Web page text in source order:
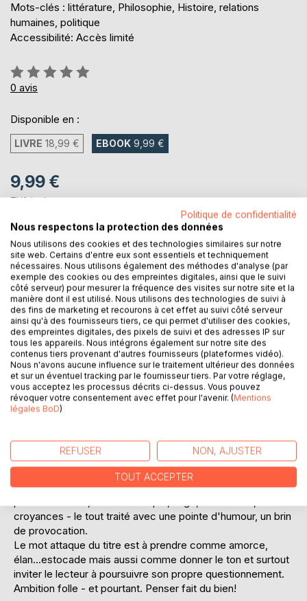
Mots-clés : littérature, Philosophie, Histoire, relations
humaines, politique
Accessibilité: Accès limité
Évaluation:
0%
0 avis
Disponible en :
LIVRE 18,99 € EBOOK 9,99 €
9,99 €
TVA incluse
Téléchargement disponible dès maintenant
AJOUTER AU PANIER
Ajouter à ma liste d'envies
Laisser un avis
Attaques, textes courts d'un auteur franco-danois sur des
sujets qui titillent l'homme moderne. Politique (française et
internationale), philosophie, littérature, communication et,
croyances - le tout traité avec une pointe d'humour, un brin
de provocation.
Le mot attaque du titre est à prendre comme amorce,
élan...estocade mais aussi comme donner le ton et surtout
inviter le lecteur à poursuivre son propre questionnement.
Ambition folle - et pourtant. Penser fait du bien!
Politique de confidentialité
Nous respectons la protection des données
Nous utilisons des cookies et des technologies similaires sur notre
site web. Certains d'entre eux sont essentiels et techniquement
nécessaires. Nous utilisons également des méthodes d'analyse (par
exemple des cookies ou des empreintes digitales, ainsi que le suivi
côté serveur) pour mesurer la fréquence des visites sur notre site et la
manière dont il est utilisé. Nous utilisons des technologies de suivi à
des fins de marketing et recourons à cet effet au suivi côté serveur
ainsi qu'à des fournisseurs tiers, ce qui permet d'utiliser des cookies,
des empreintes digitales, des pixels de suivi et des adresses IP sur
tous les appareils. Nous intégrons également sur notre site des
contenus tiers provenant d'autres fournisseurs (plateformes vidéo).
Nous n'avons aucune influence sur le traitement ultérieur des données
et sur un éventuel tracking par le fournisseur tiers. Par votre réglage,
vous acceptez les processus décrits ci-dessus. Vous pouvez
révoquer votre consentement avec effet pour l'avenir. (Mentions
légales BoD)
REFUSER NON, AJUSTER
TOUT ACCEPTER